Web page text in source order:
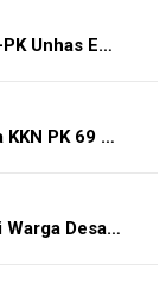
PK Unhas E…
KKN PK 69 …
Warga Desa…